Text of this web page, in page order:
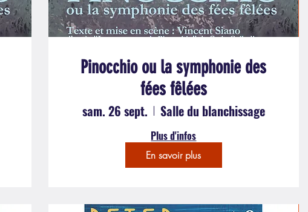
Pinocchio ou la symphonie des
fées fêlées
sam. 26 sept. Salle du blanchissage
Plus d'infos
En savoir plus